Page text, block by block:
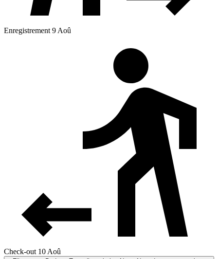
Enregistrement 9 Aoû
Check-out 10 Aoû